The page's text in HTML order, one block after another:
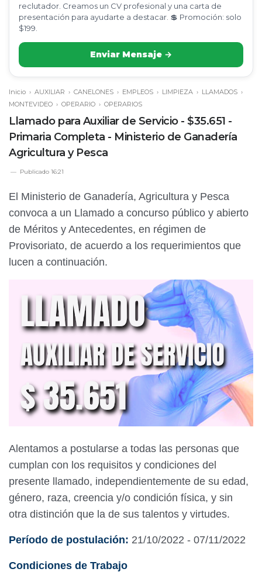
reclutador. Creamos un CV profesional y una carta de
presentación para ayudarte a destacar. 💲 Promoción: solo
$199.
Enviar Mensaje →
Inicio › AUXILIAR › CANELONES › EMPLEOS › LIMPIEZA › LLAMADOS ›
MONTEVIDEO › OPERARIO › OPERARIOS
Llamado para Auxiliar de Servicio - $35.651 -
Primaria Completa - Ministerio de Ganadería
Agricultura y Pesca
Publicado 16:21
El Ministerio de Ganadería, Agricultura y Pesca
convoca a un Llamado a concurso público y abierto
de Méritos y Antecedentes, en régimen de
Provisoriato, de acuerdo a los requerimientos que
lucen a continuación.
Alentamos a postularse a todas las personas que
cumplan con los requisitos y condiciones del
presente llamado, independientemente de su edad,
género, raza, creencia y/o condición física, y sin
otra distinción que la de sus talentos y virtudes.
Período de postulación: 21/10/2022 - 07/11/2022
Condiciones de Trabajo